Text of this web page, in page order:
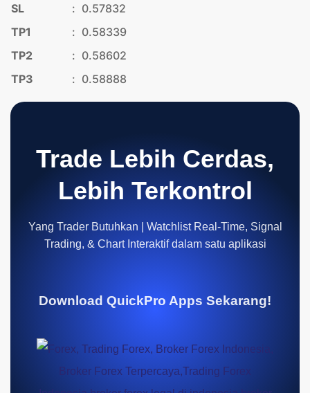
SL
: 0.57832
TP1
: 0.58339
TP2
: 0.58602
TP3
: 0.58888
Trade Lebih Cerdas,
Lebih Terkontrol
Yang Trader Butuhkan | Watchlist Real-Time, Signal
Trading, & Chart Interaktif dalam satu aplikasi
Download QuickPro Apps Sekarang!